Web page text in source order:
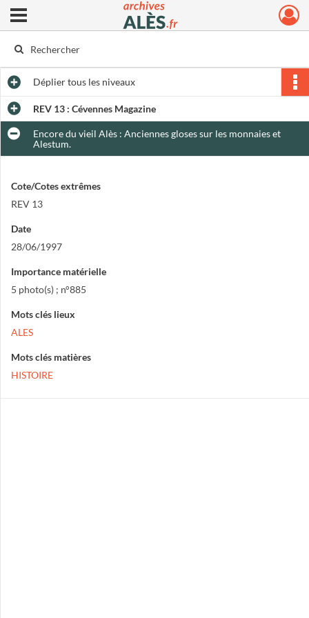
Archives municipales d'Alès
Ouvrir le menu déroulant
Dépliertous les niveaux
REV 13 : Cévennes Magazine
Encore du vieil Alès : Anciennes gloses sur les monnaies et
Alestum.
Cote/Cotes extrêmes
REV 13
Date
28/06/1997
Importance matérielle
5 photo(s) ; n°885
Mots clés lieux
ALES
Mots clés matières
HISTOIRE